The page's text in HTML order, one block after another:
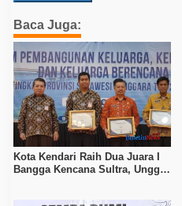
Baca Juga:
Kota Kendari Raih Dua Juara I
Bangga Kencana Sultra, Unggul